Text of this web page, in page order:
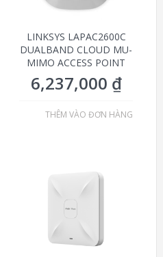
LINKSYS LAPAC2600C
DUALBAND CLOUD MU-
MIMO ACCESS POINT
6,237,000 ₫
THÊM VÀO ĐƠN HÀNG